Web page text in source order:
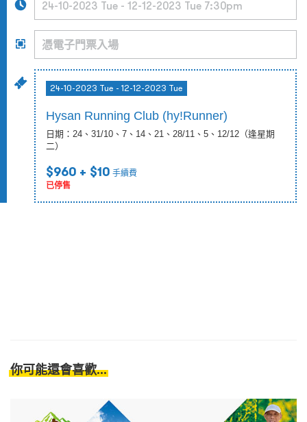
24-10-2023 Tue - 12-12-2023 Tue
Hysan Running Club (hy!Runner)
日期：24、31/10、7、14、21、28/11、5、12/12（逢星期
二）
$960 + $10 手續費
已停售
你可能還會喜歡...